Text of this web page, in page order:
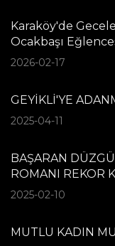
Karaköy'de
Ocakbaşı
2026-02-17
GEYİKLİ'YE
2025-04-11
BAŞARAN
ROMANI REKOR
2025-02-10
MUTLU KADIN